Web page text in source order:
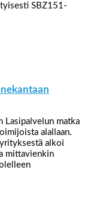
SBZ151-
Lasipalvelun matka
alallaan.
alkoi
mittavienkin